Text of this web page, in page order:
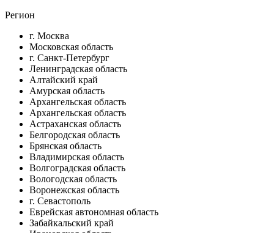
Регион
г. Москва
Московская область
г. Санкт-Петербург
Ленинградская область
Алтайский край
Амурская область
Архангельская область
Архангельская область
Астраханская область
Белгородская область
Брянская область
Владимирская область
Волгоградская область
Вологодская область
Воронежская область
г. Севастополь
Еврейская автономная область
Забайкальский край